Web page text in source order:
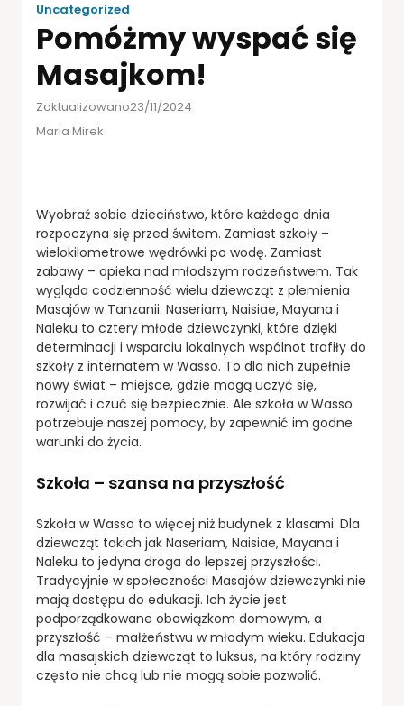
Uncategorized
Pomóżmy wyspać się
Masajkom!
Zaktualizowano23/11/2024
Maria Mirek
Wyobraź sobie dzieciństwo, które każdego dnia
rozpoczyna się przed świtem. Zamiast szkoły –
wielokilometrowe wędrówki po wodę. Zamiast
zabawy – opieka nad młodszym rodzeństwem. Tak
wygląda codzienność wielu dziewcząt z plemienia
Masajów w Tanzanii. Naseriam, Naisiae, Mayana i
Naleku to cztery młode dziewczynki, które dzięki
determinacji i wsparciu lokalnych wspólnot trafiły do
szkoły z internatem w Wasso. To dla nich zupełnie
nowy świat – miejsce, gdzie mogą uczyć się,
rozwijać i czuć się bezpiecznie. Ale szkoła w Wasso
potrzebuje naszej pomocy, by zapewnić im godne
warunki do życia.
Szkoła – szansa na przyszłość
Szkoła w Wasso to więcej niż budynek z klasami. Dla
dziewcząt takich jak Naseriam, Naisiae, Mayana i
Naleku to jedyna droga do lepszej przyszłości.
Tradycyjnie w społeczności Masajów dziewczynki nie
mają dostępu do edukacji. Ich życie jest
podporządkowane obowiązkom domowym, a
przyszłość – małżeństwu w młodym wieku. Edukacja
dla masajskich dziewcząt to luksus, na który rodziny
często nie chcą lub nie mogą sobie pozwolić.